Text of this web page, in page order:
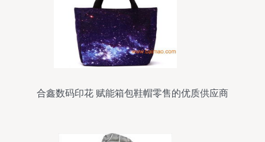
合鑫数码印花 赋能箱包鞋帽零售的优质供应商